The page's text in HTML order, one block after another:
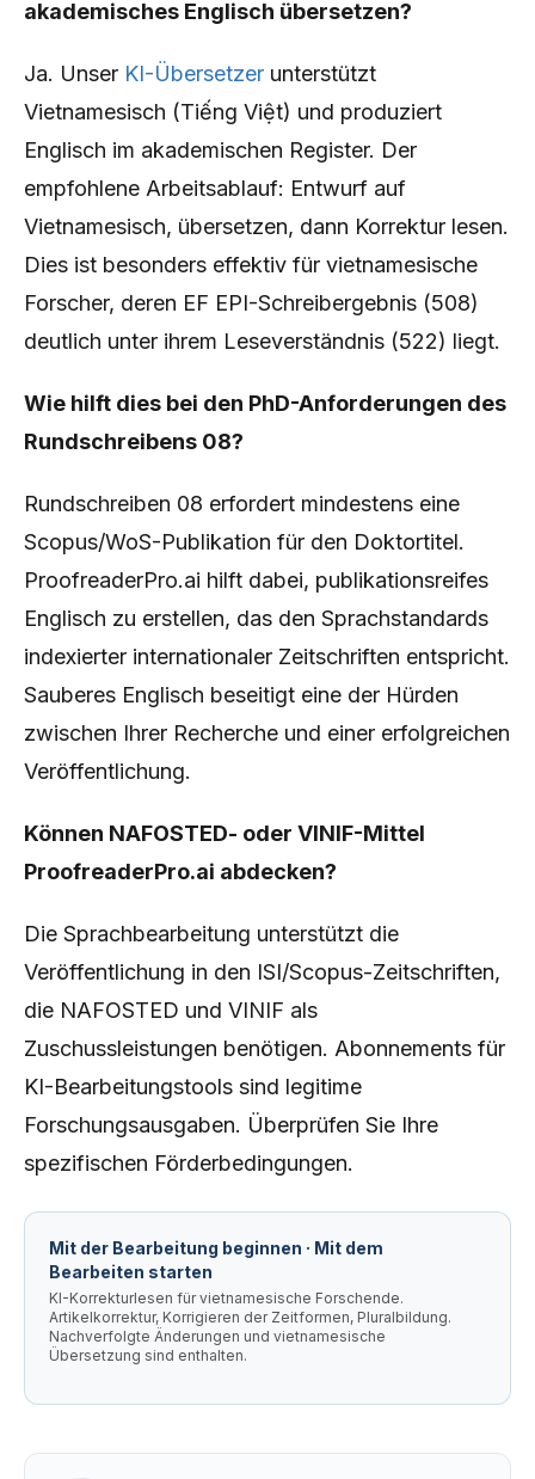
akademisches Englisch übersetzen?
Ja. Unser KI-Übersetzer unterstützt
Vietnamesisch (Tiếng Việt) und produziert
Englisch im akademischen Register. Der
empfohlene Arbeitsablauf: Entwurf auf
Vietnamesisch, übersetzen, dann Korrektur lesen.
Dies ist besonders effektiv für vietnamesische
Forscher, deren EF EPI-Schreibergebnis (508)
deutlich unter ihrem Leseverständnis (522) liegt.
Wie hilft dies bei den PhD-Anforderungen des
Rundschreibens 08?
Rundschreiben 08 erfordert mindestens eine
Scopus/WoS-Publikation für den Doktortitel.
ProofreaderPro.ai hilft dabei, publikationsreifes
Englisch zu erstellen, das den Sprachstandards
indexierter internationaler Zeitschriften entspricht.
Sauberes Englisch beseitigt eine der Hürden
zwischen Ihrer Recherche und einer erfolgreichen
Veröffentlichung.
Können NAFOSTED- oder VINIF-Mittel
ProofreaderPro.ai abdecken?
Die Sprachbearbeitung unterstützt die
Veröffentlichung in den ISI/Scopus-Zeitschriften,
die NAFOSTED und VINIF als
Zuschussleistungen benötigen. Abonnements für
KI-Bearbeitungstools sind legitime
Forschungsausgaben. Überprüfen Sie Ihre
spezifischen Förderbedingungen.
Mit der Bearbeitung beginnen · Mit dem
Bearbeiten starten
KI-Korrekturlesen für vietnamesische Forschende.
Artikelkorrektur, Korrigieren der Zeitformen, Pluralbildung.
Nachverfolgte Änderungen und vietnamesische
Übersetzung sind enthalten.